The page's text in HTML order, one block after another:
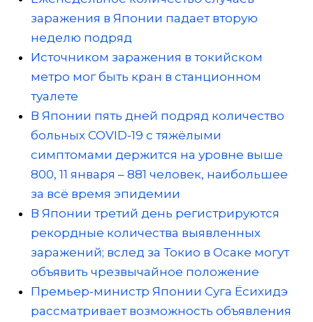
заражения в Японии падает вторую
неделю подряд
Источником заражения в токийском
метро мог быть кран в станционном
туалете
В Японии пять дней подряд количество
больных COVID-19 с тяжёлыми
симптомами держится на уровне выше
800, 11 января – 881 человек, наибольшее
за всё время эпидемии
В Японии третий день регистрируются
рекордные количества выявленных
заражений; вслед за Токио в Осаке могут
объявить чрезвычайное положение
Премьер-министр Японии Суга Ёсихидэ
рассматривает возможность объявления